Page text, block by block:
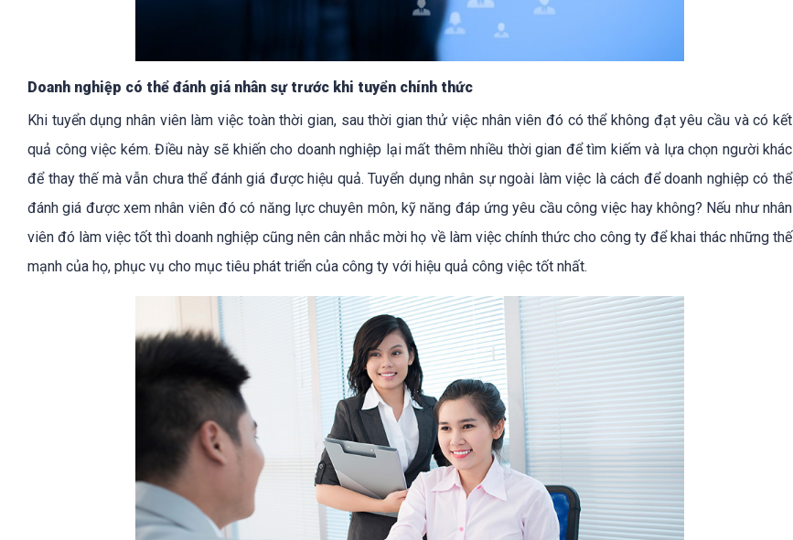
Doanh nghiệp có thể đánh giá nhân sự trước khi tuyển chính thức
Khi tuyển dụng nhân viên làm việc toàn thời gian, sau thời gian thử việc nhân viên đó có thể không đạt yêu cầu và có kết
quả công việc kém. Điều này sẽ khiến cho doanh nghiệp lại mất thêm nhiều thời gian để tìm kiếm và lựa chọn người khác
để thay thế mà vẫn chưa thể đánh giá được hiệu quả. Tuyển dụng nhân sự ngoài làm việc là cách để doanh nghiệp có thể
đánh giá được xem nhân viên đó có năng lực chuyên môn, kỹ năng đáp ứng yêu cầu công việc hay không? Nếu như nhân
viên đó làm việc tốt thì doanh nghiệp cũng nên cân nhắc mời họ về làm việc chính thức cho công ty để khai thác những thế
mạnh của họ, phục vụ cho mục tiêu phát triển của công ty với hiệu quả công việc tốt nhất.